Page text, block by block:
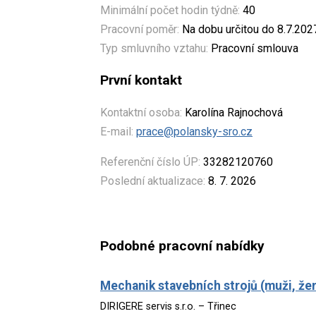
Minimální počet hodin týdně: 40
Pracovní poměr: Na dobu určitou do
Typ smluvního vztahu: Pracovní smlouva
První kontakt
Kontaktní osoba: Karolína Rajnochová
E-mail: prace@polansky-sro.cz
Referenční číslo ÚP: 33282120760
Poslední aktualizace: 8. 7. 2026
Podobné pracovní nabídky
Mechanik stavebních strojů (muži,
DIRIGERE servis s.r.o. – Třinec